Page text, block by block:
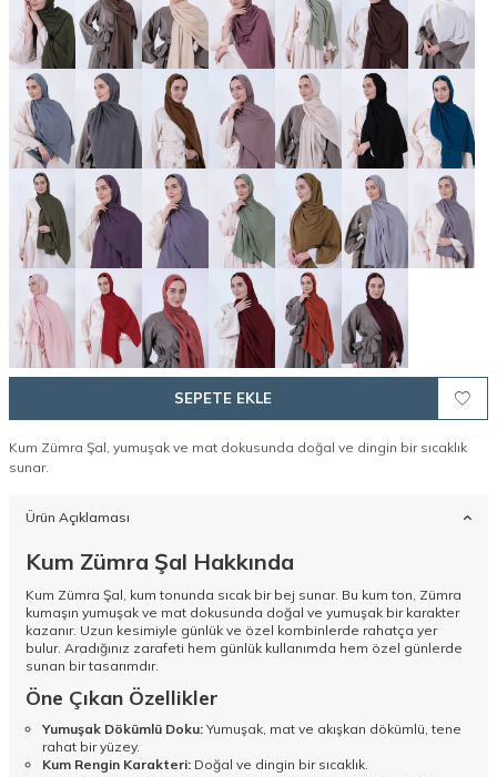
SEPETE EKLE
Kum Zümra Şal, yumuşak ve mat dokusunda doğal ve dingin bir sıcaklık
sunar.
Ürün Açıklaması
Kum Zümra Şal Hakkında
Kum Zümra Şal, kum tonunda sıcak bir bej sunar. Bu kum ton, Zümra
kumaşın yumuşak ve mat dokusunda doğal ve yumuşak bir karakter
kazanır. Uzun kesimiyle günlük ve özel kombinlerde rahatça yer
bulur. Aradığınız zarafeti hem günlük kullanımda hem özel günlerde
sunan bir tasarımdır.
Öne Çıkan Özellikler
Yumuşak Dökümlü Doku: Yumuşak, mat ve akışkan dökümlü, tene
rahat bir yüzey.
Kum Rengin Karakteri: Doğal ve dingin bir sıcaklık.